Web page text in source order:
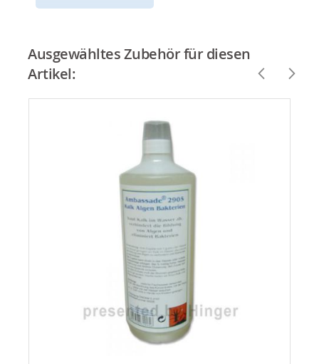
Ausgewähltes Zubehör für diesen
Artikel: